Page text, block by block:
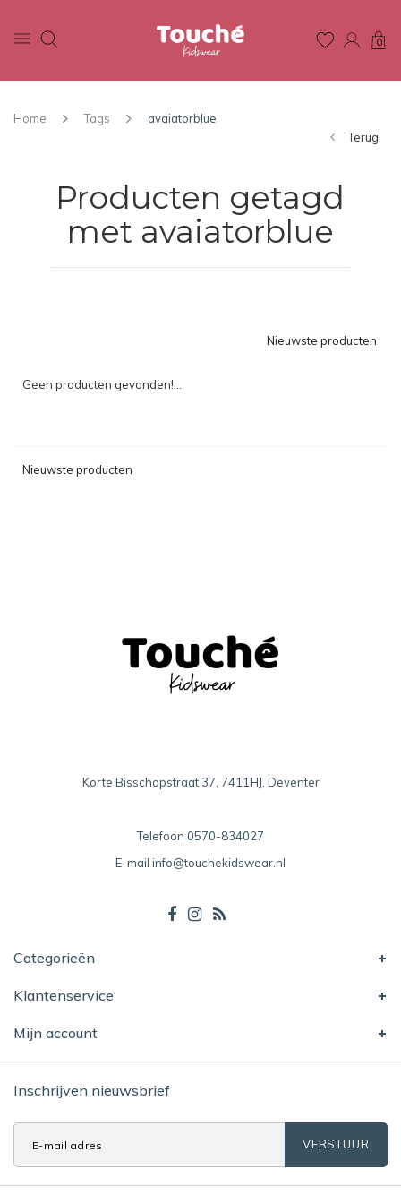
0
Home Tags
avaiatorblue
Terug
Producten getagd
met avaiatorblue
Nieuwste producten
Geen producten gevonden!...
Nieuwste producten
Korte Bisschopstraat 37, 7411HJ, Deventer
Telefoon 0570-834027
E-mail info@touchekidswear.nl
Categorieën
Klantenservice
Mijn account
Inschrijven nieuwsbrief
VERSTUUR